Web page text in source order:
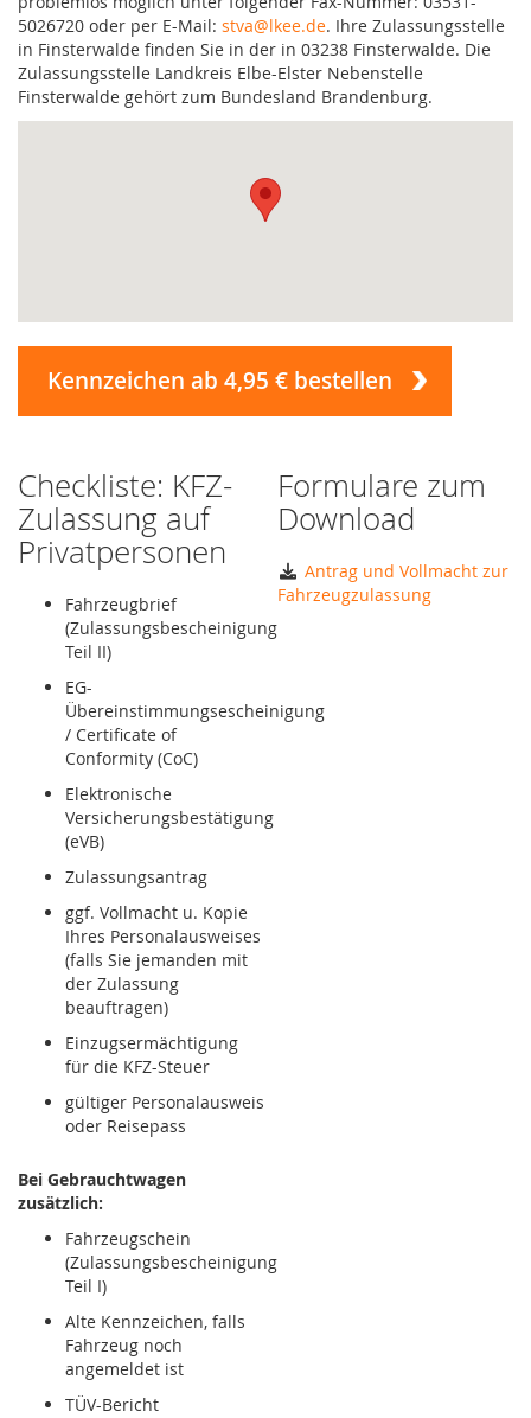
5026720 oder per E-Mail: stva@lkee.de. Ihre Zulassungsstelle
in Finsterwalde finden Sie in der in 03238 Finsterwalde. Die
Zulassungsstelle Landkreis Elbe-Elster Nebenstelle
Finsterwalde gehört zum Bundesland Brandenburg.
Kennzeichen ab 4,95 € bestellen
Checkliste: KFZ-
Zulassung auf
Privatpersonen
Fahrzeugbrief
(Zulassungsbescheinigung
Teil II)
EG-
Übereinstimmungsescheinigung
/ Certificate of
Conformity (CoC)
Elektronische
Versicherungsbestätigung
(eVB)
Zulassungsantrag
ggf. Vollmacht u. Kopie
Ihres Personalausweises
(falls Sie jemanden mit
der Zulassung
beauftragen)
Einzugsermächtigung
für die KFZ-Steuer
gültiger Personalausweis
oder Reisepass
Bei Gebrauchtwagen
zusätzlich:
Fahrzeugschein
(Zulassungsbescheinigung
Teil I)
Alte Kennzeichen, falls
Fahrzeug noch
angemeldet ist
TÜV-Bericht
Formulare zum
Download
Antrag und Vollmacht zur
Fahrzeugzulassung